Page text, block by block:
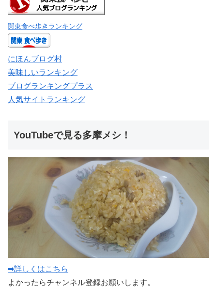
関東食べ歩きランキング
にほんブログ村
美味しいランキング
ブログランキングプラス
人気サイトランキング
YouTubeで見る多摩メシ！
➡詳しくはこちら
よかったらチャンネル登録お願いします。